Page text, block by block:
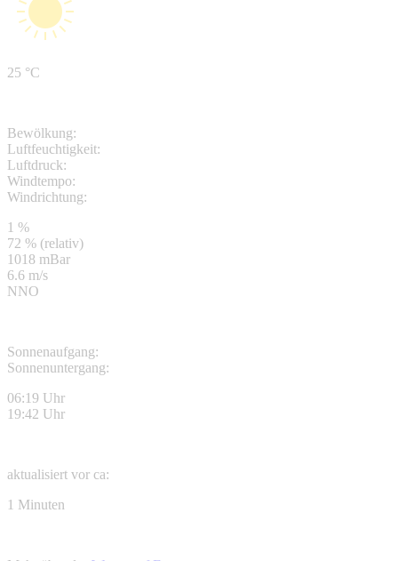
25 °C
Bewölkung:
Luftfeuchtigkeit:
Luftdruck:
Windtempo:
Windrichtung:
1 %
72 % (relativ)
1018 mBar
6.6 m/s
NNO
Sonnenaufgang:
Sonnenuntergang:
06:19 Uhr
19:42 Uhr
aktualisiert vor ca:
1 Minuten